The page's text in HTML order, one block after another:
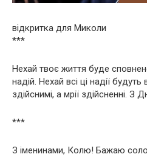
відкритка для Миколи
***
Нехай твоє життя буде
надій. Нехай всі ці надії
здійснимі, а мрії здійсненні.
***
З іменинами, Колю! Бажаю